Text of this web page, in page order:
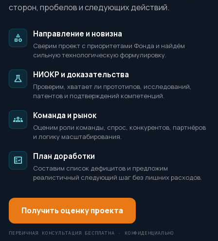
сторон, пробелов и следующих действий.
category Направление и новизна
Сверим проект с приоритетами Фонда и найдём
сильную технологическую формулировку.
science НИОКР и доказательства
Проверим, хватает ли прототипов, исследований,
патентов и подтверждений компетенций.
groups Команда и рынок
Оценим роли команды, спрос, конкурентов, партнёров
и логику масштабирования.
fact_check План доработки
Составим список дефицитов и предложим
реалистичный следующий шаг без лишних расходов.
Получить оценку проекта
ПЕРВИЧНАЯ КОНСУЛЬТАЦИЯ БЕСПЛАТНА · КОНФИДЕНЦИАЛЬНО